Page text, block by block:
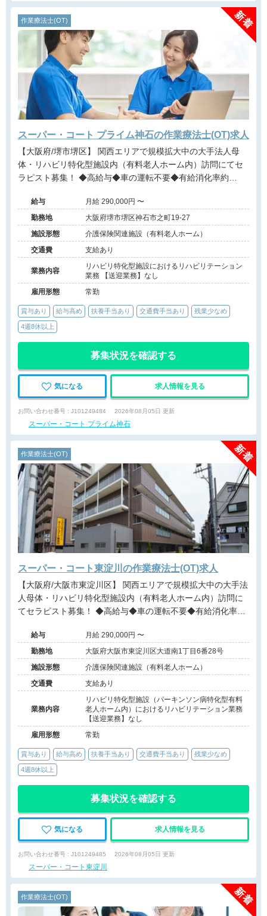
作業療法士(OT)
スーパー・コート プライム神石の作業療法士(OT)求人
【大阪府/堺市堺区】 関西エリアで規模拡大中の大手法人母
体・リハビリ特化型施設内（有料老人ホーム内）訪問にてセ
ラピスト募集！ ◆高給与◆車の運転不要◆有給消化率約
展開する大手法人◆事業拡大に伴う増員募集
給与
月給 290,000円 〜
勤務地
大阪府堺市堺区神石市之町19-27
施設形態
介護保険関連施設（有料老人ホーム）
交通費
支給あり
業務内容
リハビリ特化型施設におけるリハビリテーション
業務 【送迎業務】なし
雇用形態
常勤
賞与あり 給与高め 扶養手当あり 交通費手当あり 残業少なめ
4週8休以上
募集状況を確認する
気になる 求人情報を見る
お問い合わせ番号 : J101249484 2026年08月05日 更新
スーパー・コート プライム神石
作業療法士(OT)
スーパー・コート東淀川の作業療法士(OT)求人
【大阪府/大阪市東淀川区】 関西エリアで規模拡大中の大手法
人母体・リハビリ特化型施設内（有料老人ホーム内）訪問に
てセラピスト募集！ ◆高給与◆車の運転不要◆有給消化率約
展開する大手法人◆事業拡大に伴う増員募集
給与
月給 290,000円 〜
勤務地
大阪府大阪市東淀川区大道南1丁目6番28号
施設形態
介護保険関連施設（有料老人ホーム）
交通費
支給あり
業務内容
リハビリ特化型施設（パーキンソン病特化型有料
老人ホーム内）におけるリハビリテーション業務
【送迎業務】なし
雇用形態
常勤
賞与あり 給与高め 扶養手当あり 交通費手当あり 残業少なめ
4週8休以上
募集状況を確認する
気になる 求人情報を見る
お問い合わせ番号 : J101249485 2026年08月05日 更新
スーパー・コート東淀川
作業療法士(OT)